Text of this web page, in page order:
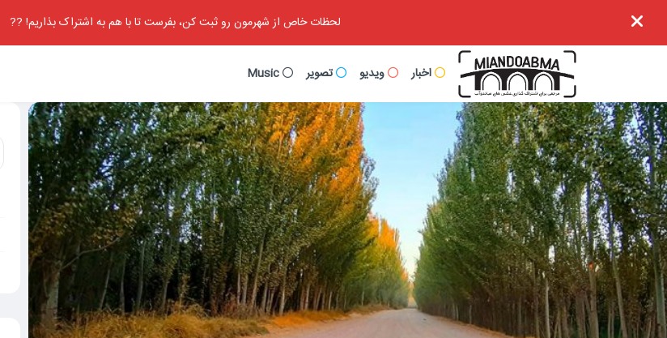
لحظات خاص از شهرمون رو ثبت کن، بفرست تا با هم به اشتراک بذاریم! ??
اخبار ویدیو تصویر Music